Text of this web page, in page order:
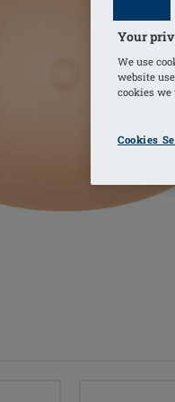
Your
We use
website
cookies we
Cookies